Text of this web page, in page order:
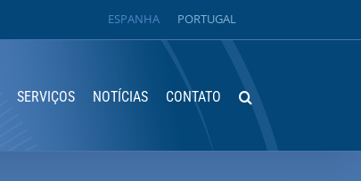
ESPANHA PORTUGAL
SERVIÇOS NOTÍCIAS CONTATO